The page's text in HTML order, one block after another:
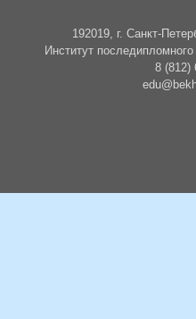
192019, г. Санкт-
Институт
8 (812)